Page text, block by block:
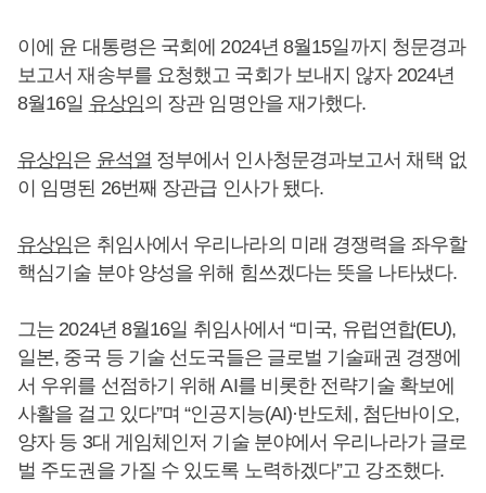
이에 윤 대통령은 국회에 2024년 8월15일까지 청문경과
보고서 재송부를 요청했고 국회가 보내지 않자 2024년
8월16일 유상임의 장관 임명안을 재가했다.
유상임은 윤석열 정부에서 인사청문경과보고서 채택 없
이 임명된 26번째 장관급 인사가 됐다.
유상임은 취임사에서 우리나라의 미래 경쟁력을 좌우할
핵심기술 분야 양성을 위해 힘쓰겠다는 뜻을 나타냈다.
그는 2024년 8월16일 취임사에서 “미국, 유럽연합(EU),
일본, 중국 등 기술 선도국들은 글로벌 기술패권 경쟁에
서 우위를 선점하기 위해 AI를 비롯한 전략기술 확보에
사활을 걸고 있다”며 “인공지능(AI)·반도체, 첨단바이오,
양자 등 3대 게임체인저 기술 분야에서 우리나라가 글로
벌 주도권을 가질 수 있도록 노력하겠다”고 강조했다.